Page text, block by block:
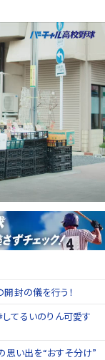
開封の儀を行う！
してるいのりん可愛す
思い出を“おすそ分け”